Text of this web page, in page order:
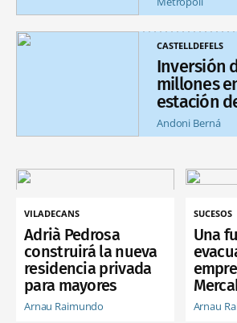
CASTELLDEFELS
Inversión
millones
estación
Andoni Berná
VILADECANS
Adrià Pedrosa
construirá la nueva
residencia privada
para mayores
Arnau Raimundo
SUCESOS
Una
Arnau